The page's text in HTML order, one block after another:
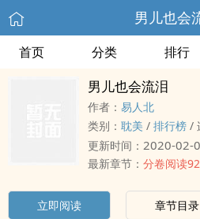
男儿也会
首页 分类 排行
男儿也会流泪
作者： 易人北
类别： 耽美 / 排行榜 /
更新时间： 2020-02-
最新章节： 分卷阅读92
立即阅读 章节目录